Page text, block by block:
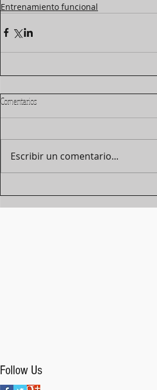
Entrenamiento funcional
Comentarios
Escribir un comentario...
Follow Us